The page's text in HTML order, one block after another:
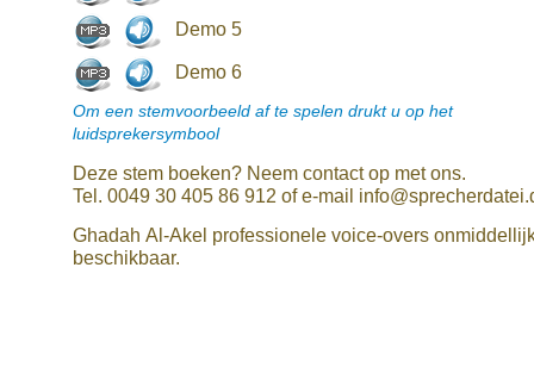
Demo 5
Demo 6
Om een stemvoorbeeld af te spelen drukt u op het
luidsprekersymbool
Deze stem boeken? Neem contact op met ons.
Tel. 0049 30 405 86 912 of e-mail
Ghadah Al-Akel professionele voice-overs
beschikbaar.